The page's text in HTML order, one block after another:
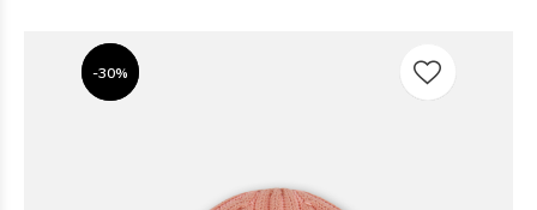
-30%
-30%